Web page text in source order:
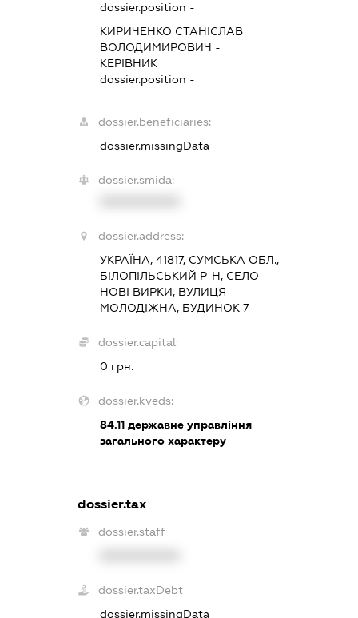
dossier.position -
КИРИЧЕНКО СТАНІСЛАВ
ВОЛОДИМИРОВИЧ -
КЕРІВНИК
dossier.position -
dossier.beneficiaries:
dossier.missingData
dossier.smida:
dossier.address:
УКРАЇНА, 41817, СУМСЬКА ОБЛ.,
БІЛОПІЛЬСЬКИЙ Р-Н, СЕЛО
НОВІ ВИРКИ, ВУЛИЦЯ
МОЛОДІЖНА, БУДИНОК 7
dossier.capital:
0 грн.
dossier.kveds:
84.11державне управління
загального характеру
dossier.tax
dossier.staff
dossier.taxDebt
dossier.missingData